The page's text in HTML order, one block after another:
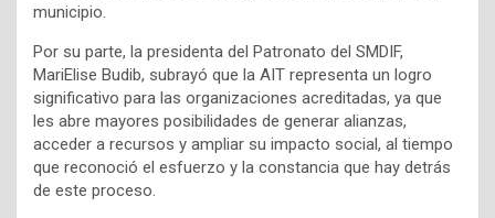
municipio.
Por su parte, la presidenta del Patronato del SMDIF,
MariElise Budib, subrayó que la AIT representa un logro
significativo para las organizaciones acreditadas, ya que
les abre mayores posibilidades de generar alianzas,
acceder a recursos y ampliar su impacto social, al tiempo
que reconoció el esfuerzo y la constancia que hay detrás
de este proceso.